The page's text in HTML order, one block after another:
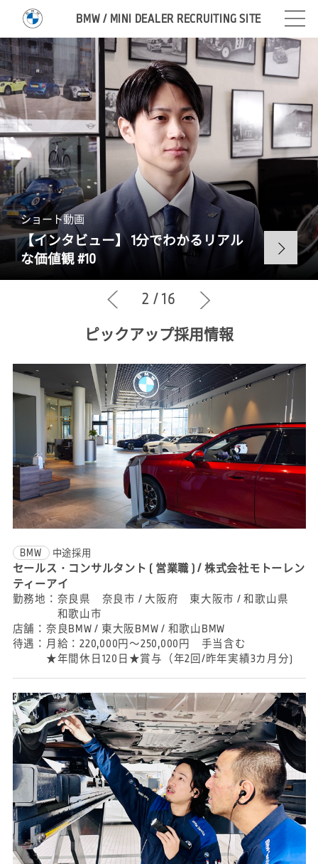
BMW / MINI DEALER RECRUITING SITE
ショート動画
【インタビュー】1分でわかるリアル
な価値観 #10
2 /16
ピックアップ採用情報
BMW 中途採用
セールス・コンサルタント ( 営業職 ) / 株式会社モトーレン
ティーアイ
勤務地： 奈良県 奈良市 / 大阪府 東大阪市 / 和歌山県
和歌山市
店舗： 奈良BMW / 東大阪BMW / 和歌山BMW
待遇： 月給：220,000円～250,000円 手当含む
★年間休日120日★賞与（年2回/昨年実績3カ月分)